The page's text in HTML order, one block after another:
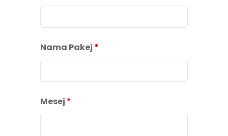
Nama Pakej *
Mesej *